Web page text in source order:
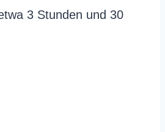
3 Stunden und 30